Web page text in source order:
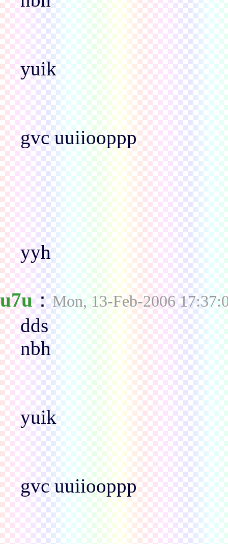
yuik
gvc uuiiooppp
yyh
u7u：Mon, 13-Feb-2006
dds
nbh
yuik
gvc uuiiooppp